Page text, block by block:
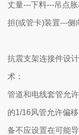
丈量---下料---吊点
担(或管卡)装置---侧
抗震支架连接件设
术：
管道和电线套管允
的1/16风管允许偏
备不应设置在可能